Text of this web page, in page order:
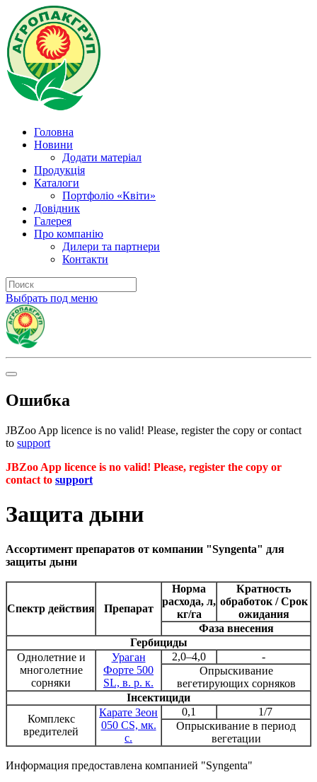
Головна
Новини
Додати матеріал
Продукція
Каталоги
Портфоліо «Квіти»
Довідник
Галерея
Про компанію
Дилери та партнери
Контакти
Выбрать под меню
Ошибка
JBZoo App licence is no valid! Please, register the copy or contact
to support
JBZoo App licence is no valid! Please, register the copy or
contact to support
Защита дыни
Ассортимент препаратов от компании "Syngenta" для
защиты дыни
Спектр действия Препарат
Норма
расхода, л,
кг/га
Кратность
обработок / Срок
ожидания
Фаза внесения
Гербициды
Однолетние и
многолетние
сорняки
Ураган
Форте 500
SL, в. р. к.
2,0–4,0
-
Опрыскивание
вегетирующих сорняков
Інсектициди
Комплекс
вредителей
Карате Зеон
050 CS, мк.
с.
0,1
1/7
Опрыскивание в период
вегетации
Информация предоставлена компанией "Syngenta"